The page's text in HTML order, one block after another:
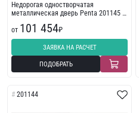
Недорогая одностворчатая
металлическая дверь Penta 201145 с
от 101 454₽
ЗАЯВКА НА РАСЧЕТ
ПОДОБРАТЬ
201144